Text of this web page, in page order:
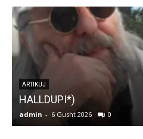
ARTIKUJ
HALLDUPI*)
admin - 6 Gusht 2026 0